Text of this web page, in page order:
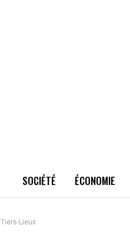
SOCIÉTÉ ÉCONOMIE
Tiers-Lieux